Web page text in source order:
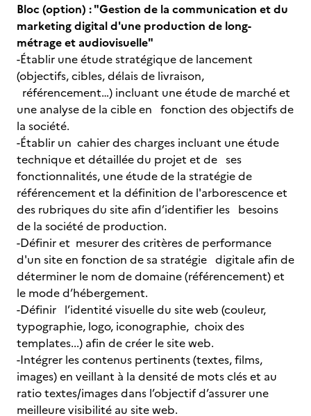
Bloc (option) : "Gestion de la communication et du
marketing digital d'une production de long-
métrage et audiovisuelle"
-Établir une étude stratégique de lancement
(objectifs, cibles, délais de livraison,
référencement…) incluant une étude de marché et
une analyse de la cible en fonction des objectifs de
la société.
-Établir un cahier des charges incluant une étude
technique et détaillée du projet et de ses
fonctionnalités, une étude de la stratégie de
référencement et la définition de l'arborescence et
des rubriques du site afin d’identifier les besoins
de la société de production.
-Définir et mesurer des critères de performance
d'un site en fonction de sa stratégie digitale afin de
déterminer le nom de domaine (référencement) et
le mode d’hébergement.
-Définir l’identité visuelle du site web (couleur,
typographie, logo, iconographie, choix des
templates...) afin de créer le site web.
-Intégrer les contenus pertinents (textes, films,
images) en veillant à la densité de mots clés et au
ratio textes/images dans l’objectif d’assurer une
meilleure visibilité au site web.